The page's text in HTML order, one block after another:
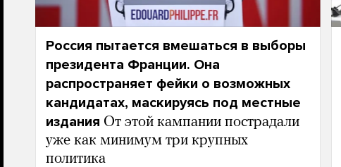
Россия пытается вмешаться в выборы
президента Франции. Она
распространяет фейки о возможных
кандидатах, маскируясь под местные
издания От этой кампании пострадали
уже как минимум три крупных
политика